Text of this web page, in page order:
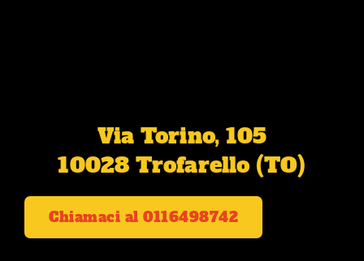
Via Torino, 105
10028 Trofarello (TO)
Chiamaci al 0116498742